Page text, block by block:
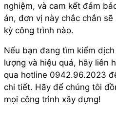
nghiệm, và cam kết đảm
án, đơn vị này chắc chắn
kỳ công trình nào.
Nếu bạn đang tìm kiếm
lượng và hiệu quả, hãy liên
qua hotline 0942.96.2023
chi tiết. Hãy để chúng tôi
mọi công trình xây dựng!